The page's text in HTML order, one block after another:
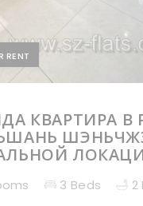
RENT
КВАРТИРА В
3 Beds 2